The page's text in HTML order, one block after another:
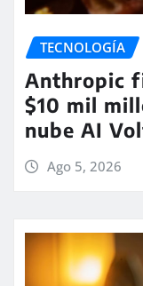
TECNOLOGÍA
Anthropic
$10 mil
nube AI
Ago 5, 2026